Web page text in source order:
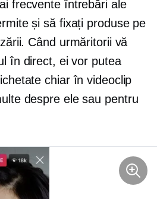
frecvente întrebări ale
și să fixați produse pe
Când urmăritorii vă
în direct, ei vor putea
chiar în videoclip
despre ele sau pentru